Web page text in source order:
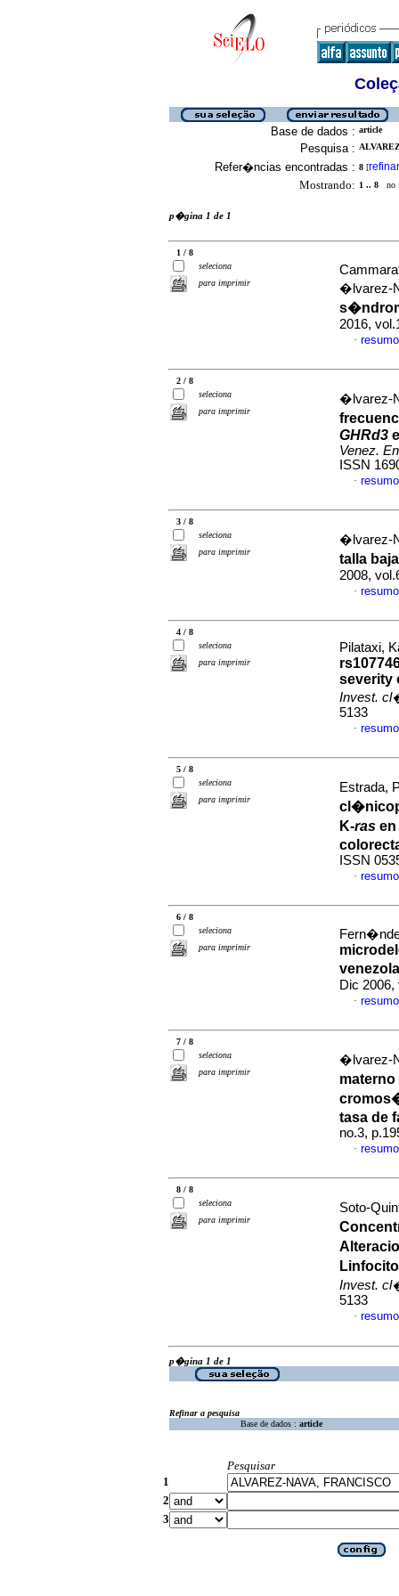
Base de dados : article
Pesquisa :
Refer�ncias encontradas : 8 [refinar
Mostrando: 1 .. 8 no
p�gina 1 de 1
1 / 8
seleciona
para imprimir
�lvarez-
2016,
·
2 / 8
seleciona
para imprimir
�lvarez-
GHRd3
Venez.
ISSN
·
3 / 8
seleciona
para imprimir
�lvarez-
talla baja
2008,
·
4 / 8
seleciona
para imprimir
Pilataxi,
severity
Invest.
5133
·
5 / 8
seleciona
para imprimir
Estrada,
K-ras
ISSN
·
6 / 8
seleciona
para imprimir
Dic 2006,
·
7 / 8
seleciona
para imprimir
�lvarez-
tasa de
no.3,
·
8 / 8
seleciona
para imprimir
Soto-
Invest.
5133
·
p�gina 1 de 1
Refinar a pesquisa
Base de dados : article
Pesquisar
1
2
3